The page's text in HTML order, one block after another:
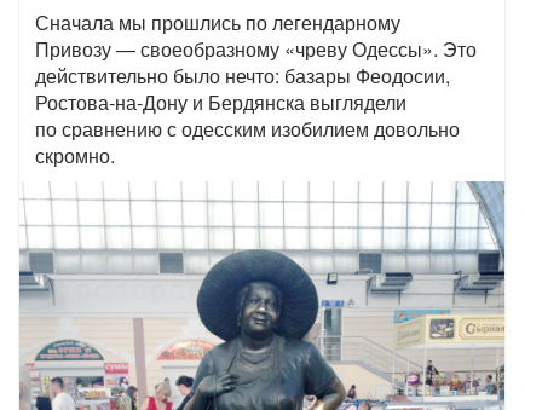
Сначала мы прошлись по легендарному
Привозу — своеобразному «чреву Одессы». Это
действительно было нечто: базары Феодосии,
Ростова-на-Дону и Бердянска выглядели
по сравнению с одесским изобилием довольно
скромно.